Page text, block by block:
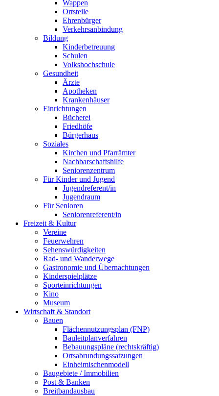
Wappen
Ortsteile
Ehrenbürger
Verkehrsanbindung
Bildung
Kinderbetreuung
Schulen
Volkshochschule
Gesundheit
Ärzte
Apotheken
Krankenhäuser
Einrichtungen
Bücherei
Friedhöfe
Bürgerhaus
Soziales
Kirchen und Pfarrämter
Nachbarschaftshilfe
Seniorenzentrum
Für Kinder und Jugend
Jugendreferent/in
Jugendraum
Für Senioren
Seniorenreferent/in
Freizeit & Kultur
Vereine
Feuerwehren
Sehenswürdigkeiten
Rad- und Wanderwege
Gastronomie und Übernachtungen
Kinderspielplätze
Sporteinrichtungen
Kino
Museum
Wirtschaft & Standort
Bauen
Flächennutzungsplan (FNP)
Bauleitplanverfahren
Bebauungspläne (rechtskräftig)
Ortsabrundungssatzungen
Einheimischenmodell
Baugebiete / Immobilien
Post & Banken
Breitbandausbau